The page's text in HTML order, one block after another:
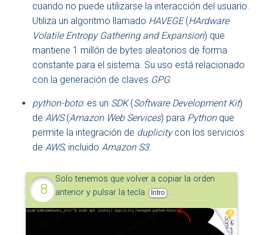
cuando no puede utilizarse la interacción del usuario.
Utiliza un algoritmo llamado HAVEGE(HArdware
Volatile Entropy Gathering and Expansion) que
mantiene 1 millón de bytes aleatorios de forma
constante para el sistema. Su uso está relacionado
con la generación de claves GPG.
python-boto: es un SDK(Software Development Kit)
de AWS(Amazon Web Services) para Pythonque
permite la integración de duplicitycon los servicios
de AWS, incluido Amazon S3.
Solo tenemos que volver a copiar la orden
anterior y pulsar la tecla
Intro .